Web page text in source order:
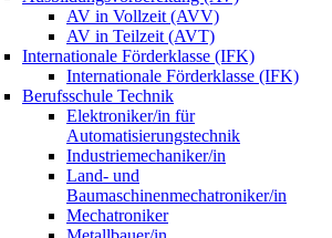
AV in Vollzeit (AVV)
AV in Teilzeit (AVT)
Internationale Förderklasse (IFK)
Internationale Förderklasse (IFK)
Berufsschule Technik
Elektroniker/in für
Automatisierungstechnik
Industriemechaniker/in
Land- und
Baumaschinenmechatroniker/in
Mechatroniker